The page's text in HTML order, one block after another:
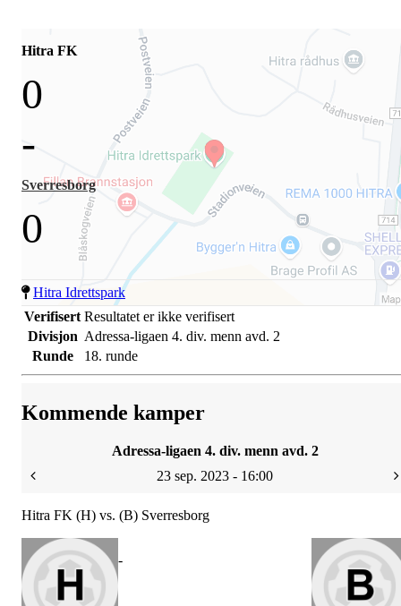
Hitra FK
0
-
Sverresborg
0
Hitra Idrettspark
Verifisert Resultatet er ikke verifisert
Divisjon Adressa-ligaen 4. div. menn avd. 2
Runde
18. runde
Kommende kamper
Adressa-ligaen 4. div. menn avd. 2
23 sep. 2023 - 16:00
Hitra FK (H) vs. (B) Sverresborg
-